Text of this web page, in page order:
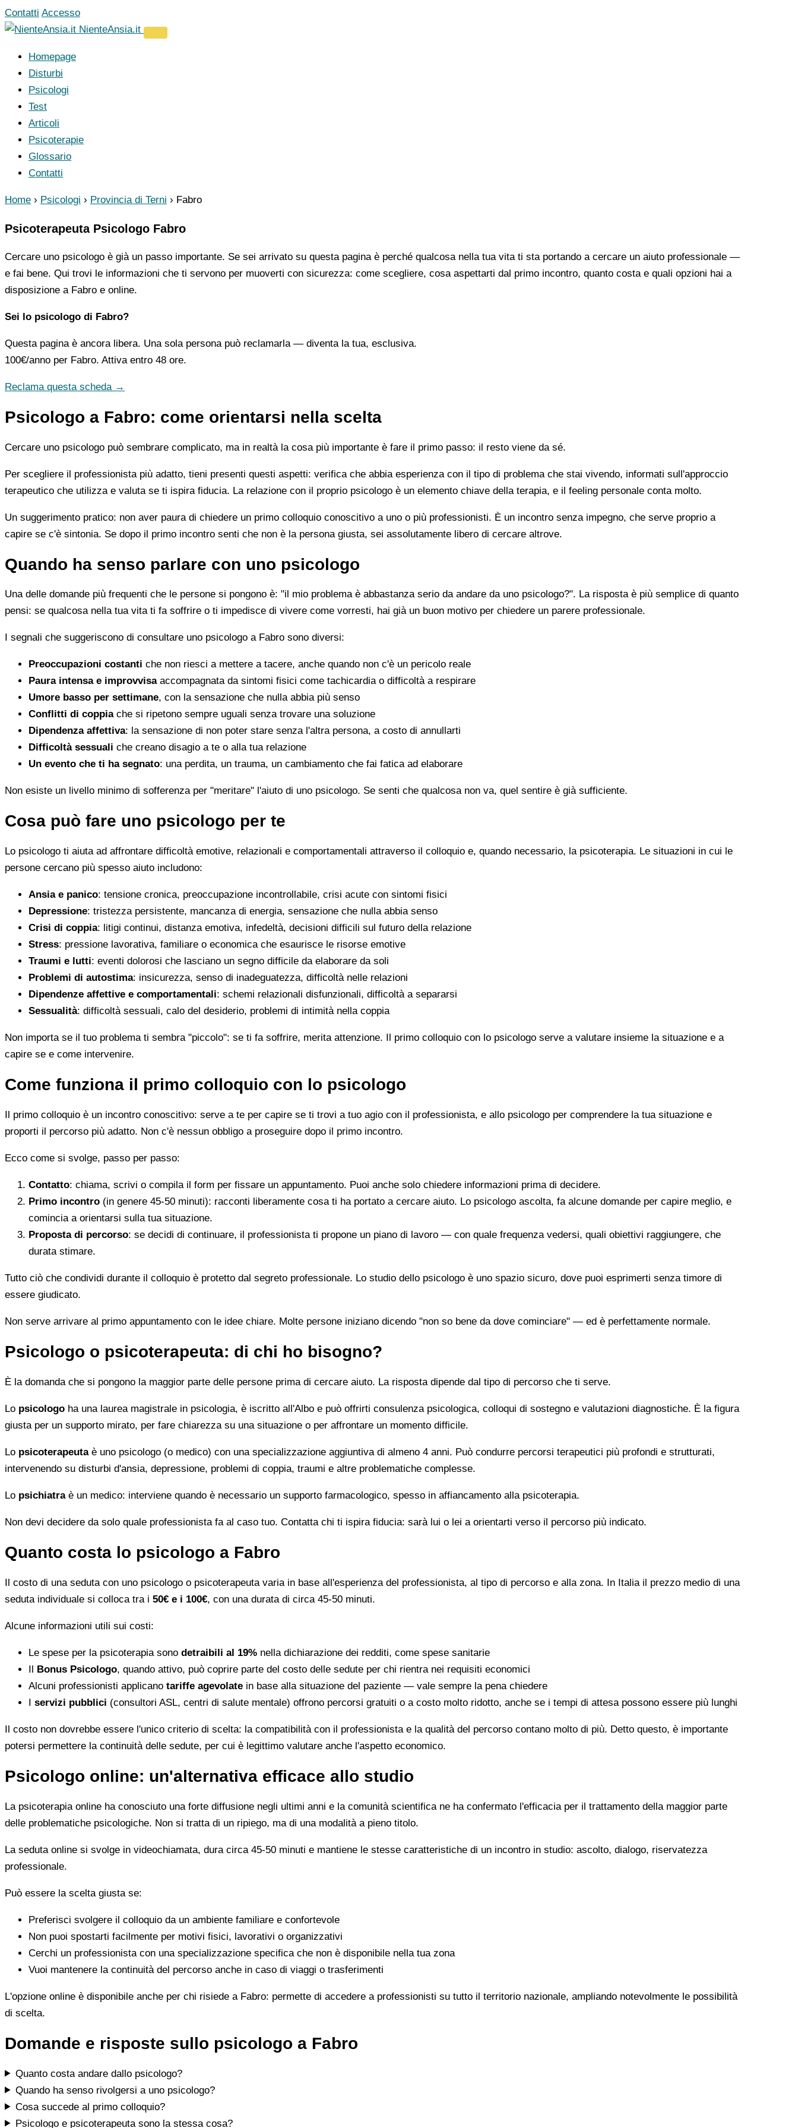
Vai
al
Contatti Accesso
NienteAnsia.it
Homepage
Disturbi
Psicologi
Test
Articoli
Psicoterapie
Glossario
Contatti
Home › Psicologi › Provincia di Terni › Fabro
Psicoterapeuta Psicologo Fabro
Cercare uno psicologo è già un passo importante. Se sei arrivato su questa pagina è perché qualcosa nella tua vita ti sta portando a cercare un aiuto professionale —
e fai bene. Qui trovi le informazioni che ti servono per muoverti con sicurezza: come scegliere, cosa aspettarti dal primo incontro, quanto costa e quali opzioni hai a
disposizione a Fabro e online.
Sei lo psicologo di Fabro?
Questa pagina è ancora libera. Una sola persona può reclamarla — diventa la tua, esclusiva.
100€/anno per Fabro. Attiva entro 48 ore.
Reclama questa scheda →
Psicologo a Fabro: come orientarsi nella scelta
Cercare uno psicologo può sembrare complicato, ma in realtà la cosa più importante è fare il primo passo: il resto viene da sé.
Per scegliere il professionista più adatto, tieni presenti questi aspetti: verifica che abbia esperienza con il tipo di problema che stai vivendo, informati sull'approccio
terapeutico che utilizza e valuta se ti ispira fiducia. La relazione con il proprio psicologo è un elemento chiave della terapia, e il feeling personale conta molto.
Un suggerimento pratico: non aver paura di chiedere un primo colloquio conoscitivo a uno o più professionisti. È un incontro senza impegno, che serve proprio a
capire se c'è sintonia. Se dopo il primo incontro senti che non è la persona giusta, sei assolutamente libero di cercare altrove.
Quando ha senso parlare con uno psicologo
Una delle domande più frequenti che le persone si pongono è: "il mio problema è abbastanza serio da andare da uno psicologo?". La risposta è più semplice di quanto
pensi: se qualcosa nella tua vita ti fa soffrire o ti impedisce di vivere come vorresti, hai già un buon motivo per chiedere un parere professionale.
I segnali che suggeriscono di consultare uno psicologo a Fabro sono diversi:
Preoccupazioni costanti che non riesci a mettere a tacere, anche quando non c'è un pericolo reale
Paura intensa e improvvisaaccompagnata da sintomi fisici come tachicardia o difficoltà a respirare
Umore basso per settimane, con la sensazione che nulla abbia più senso
Conflitti di coppiache si ripetono sempre uguali senza trovare una soluzione
Dipendenza affettiva: la sensazione di non poter stare senza l'altra persona, a costo di annullarti
Difficoltà sessuali che creano disagio a te o alla tua relazione
Un evento che ti ha segnato: una perdita, un trauma, un cambiamento che fai fatica ad elaborare
Non esiste un livello minimo di sofferenza per "meritare" l'aiuto di uno psicologo. Se senti che qualcosa non va, quel sentire è già sufficiente.
Cosa può fare uno psicologo per te
Lo psicologo ti aiuta ad affrontare difficoltà emotive, relazionali e comportamentali attraverso il colloquio e, quando necessario, la psicoterapia. Le situazioni in cui le
persone cercano più spesso aiuto includono:
Ansia e panico: tensione cronica, preoccupazione incontrollabile, crisi acute con sintomi fisici
Depressione: tristezza persistente, mancanza di energia, sensazione che nulla abbia senso
Crisi di coppia: litigi continui, distanza emotiva, infedeltà, decisioni difficili sul futuro della relazione
Stress: pressione lavorativa, familiare o economica che esaurisce le risorse emotive
Traumi e lutti: eventi dolorosi che lasciano un segno difficile da elaborare da soli
Problemi di autostima: insicurezza, senso di inadeguatezza, difficoltà nelle relazioni
Dipendenze affettive e comportamentali: schemi relazionali disfunzionali, difficoltà a separarsi
Sessualità: difficoltà sessuali, calo del desiderio, problemi di intimità nella coppia
Non importa se il tuo problema ti sembra "piccolo": se ti fa soffrire, merita attenzione. Il primo colloquio con lo psicologo serve a valutare insieme la situazione e a
capire se e come intervenire.
Come funziona il primo colloquio con lo psicologo
Il primo colloquio è un incontro conoscitivo: serve a te per capire se ti trovi a tuo agio con il professionista, e allo psicologo per comprendere la tua situazione e
proporti il percorso più adatto. Non c'è nessun obbligo a proseguire dopo il primo incontro.
Ecco come si svolge, passo per passo:
Contatto: chiama, scrivi o compila il form per fissare un appuntamento. Puoi anche solo chiedere informazioni prima di decidere.
Primo incontro (in genere 45-50 minuti): racconti liberamente cosa ti ha portato a cercare aiuto. Lo psicologo ascolta, fa alcune domande per capire meglio, e
comincia a orientarsi sulla tua situazione.
Proposta di percorso: se decidi di continuare, il professionista ti propone un piano di lavoro — con quale frequenza vedersi, quali obiettivi raggiungere, che
durata stimare.
Tutto ciò che condividi durante il colloquio è protetto dal segreto professionale. Lo studio dello psicologo è uno spazio sicuro, dove puoi esprimerti senza timore di
essere giudicato.
Non serve arrivare al primo appuntamento con le idee chiare. Molte persone iniziano dicendo "non so bene da dove cominciare" — ed è perfettamente normale.
Psicologo o psicoterapeuta: di chi ho bisogno?
È la domanda che si pongono la maggior parte delle persone prima di cercare aiuto. La risposta dipende dal tipo di percorso che ti serve.
Lo psicologo ha una laurea magistrale in psicologia, è iscritto all'Albo e può offrirti consulenza psicologica, colloqui di sostegno e valutazioni diagnostiche. È la figura
giusta per un supporto mirato, per fare chiarezza su una situazione o per affrontare un momento difficile.
Lo psicoterapeutaè uno psicologo (o medico) con una specializzazione aggiuntiva di almeno 4 anni. Può condurre percorsi terapeutici più profondi e strutturati,
intervenendo su disturbi d'ansia, depressione, problemi di coppia, traumi e altre problematiche complesse.
Lo psichiatraè un medico: interviene quando è necessario un supporto farmacologico, spesso in affiancamento alla psicoterapia.
Non devi decidere da solo quale professionista fa al caso tuo. Contatta chi ti ispira fiducia: sarà lui o lei a orientarti verso il percorso più indicato.
Quanto costa lo psicologo a Fabro
Il costo di una seduta con uno psicologo o psicoterapeuta varia in base all'esperienza del professionista, al tipo di percorso e alla zona. In Italia il prezzo medio di una
seduta individuale si colloca tra i 50€ e i 100€, con una durata di circa 45-50 minuti.
Alcune informazioni utili sui costi:
Le spese per la psicoterapia sono detraibili al 19% nella dichiarazione dei redditi, come spese sanitarie
Il Bonus Psicologo, quando attivo, può coprire parte del costo delle sedute per chi rientra nei requisiti economici
Alcuni professionisti applicano tariffe agevolate in base alla situazione del paziente — vale sempre la pena chiedere
I servizi pubblici (consultori ASL, centri di salute mentale) offrono percorsi gratuiti o a costo molto ridotto, anche se i tempi di attesa possono essere più lunghi
Il costo non dovrebbe essere l'unico criterio di scelta: la compatibilità con il professionista e la qualità del percorso contano molto di più. Detto questo, è importante
potersi permettere la continuità delle sedute, per cui è legittimo valutare anche l'aspetto economico.
Psicologo online: un'alternativa efficace allo studio
La psicoterapia online ha conosciuto una forte diffusione negli ultimi anni e la comunità scientifica ne ha confermato l'efficacia per il trattamento della maggior parte
delle problematiche psicologiche. Non si tratta di un ripiego, ma di una modalità a pieno titolo.
La seduta online si svolge in videochiamata, dura circa 45-50 minuti e mantiene le stesse caratteristiche di un incontro in studio: ascolto, dialogo, riservatezza
professionale.
Può essere la scelta giusta se:
Preferisci svolgere il colloquio da un ambiente familiare e confortevole
Non puoi spostarti facilmente per motivi fisici, lavorativi o organizzativi
Cerchi un professionista con una specializzazione specifica che non è disponibile nella tua zona
Vuoi mantenere la continuità del percorso anche in caso di viaggi o trasferimenti
L'opzione online è disponibile anche per chi risiede a Fabro: permette di accedere a professionisti su tutto il territorio nazionale, ampliando notevolmente le possibilità
di scelta.
Domande e risposte sullo psicologo a Fabro
Quanto costa andare dallo psicologo?
Quando ha senso rivolgersi a uno psicologo?
Cosa succede al primo colloquio?
Psicologo e psicoterapeuta sono la stessa cosa?